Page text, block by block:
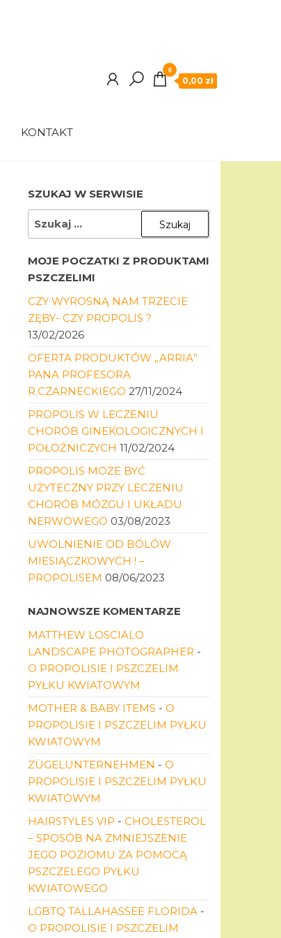
KONTAKT
0
0,00 zł
SZUKAJ W SERWISIE
SZUKAJ:
MOJE POCZATKI Z PRODUKTAMI
PSZCZELIMI
CZY WYROSNĄ NAM TRZECIE
ZĘBY- CZY PROPOLIS ?
13/02/2026
OFERTA PRODUKTÓW „ARRIA”
PANA PROFESORA
R.CZARNECKIEGO 27/11/2024
PROPOLIS W LECZENIU
CHORÓB GINEKOLOGICZNYCH I
POŁOŻNICZYCH 11/02/2024
PROPOLIS MOŻE BYĆ
UŻYTECZNY PRZY LECZENIU
CHORÓB MÓZGU I UKŁADU
NERWOWEGO 03/08/2023
UWOLNIENIE OD BÓLÓW
MIESIĄCZKOWYCH ! –
PROPOLISEM 08/06/2023
NAJNOWSZE KOMENTARZE
MATTHEW LOSCIALO
LANDSCAPE PHOTOGRAPHER -
O PROPOLISIE I PSZCZELIM
PYŁKU KWIATOWYM
MOTHER & BABY ITEMS - O
PROPOLISIE I PSZCZELIM PYŁKU
KWIATOWYM
ZÜGELUNTERNEHMEN - O
PROPOLISIE I PSZCZELIM PYŁKU
KWIATOWYM
HAIRSTYLES VIP - CHOLESTEROL
– SPOSÓB NA ZMNIEJSZENIE
JEGO POZIOMU ZA POMOCĄ
PSZCZELEGO PYŁKU
KWIATOWEGO
LGBTQ TALLAHASSEE FLORIDA-
O PROPOLISIE I PSZCZELIM